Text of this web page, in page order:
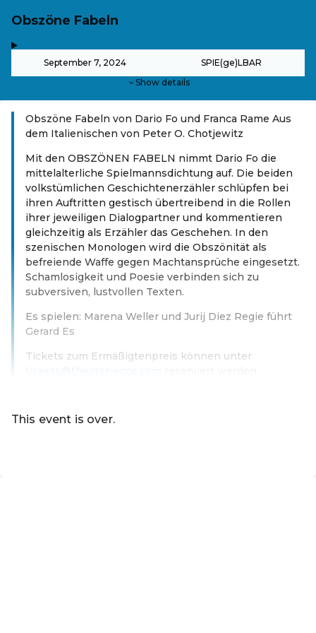
Obszöne Fabeln
September 7, 2024 SPIE(ge)LBAR
Show details
Obszöne Fabeln von Dario Fo und Franca Rame Aus
dem Italienischen von Peter O. Chotjewitz
Mit den OBSZÖNEN FABELN nimmt Dario Fo die
mittelalterliche Spielmannsdichtung auf. Die beiden
volkstümlichen Geschichtenerzähler schlüpfen bei
ihren Auftritten gestisch übertreibend in die Rollen
ihrer jeweiligen Dialogpartner und kommentieren
gleichzeitig als Erzähler das Geschehen. In den
szenischen Monologen wird die Obszönität als
befreiende Waffe gegen Machtansprüche eingesetzt.
Schamlosigkeit und Poesie verbinden sich zu
subversiven, lustvollen Texten.
Es spielen: Marena Weller und Jurij Diez Regie führt
Gerard Es
Tickets zum Ermäßigtenpreis können unter
This event is over.